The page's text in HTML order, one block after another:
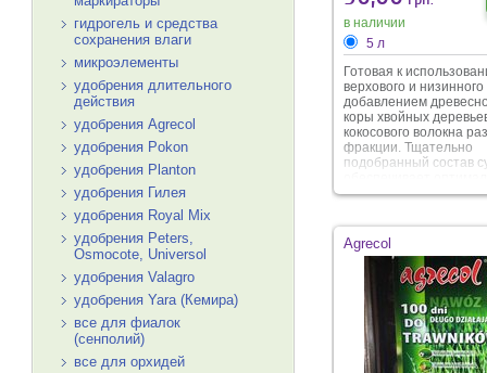
гидрогель и средства
сохранения влаги
микроэлементы
удобрения длительного
действия
удобрения Agrecol
удобрения Pokon
удобрения Planton
удобрения Гилея
удобрения Royal Mix
удобрения Peters,
Osmocote, Universol
удобрения Valagro
удобрения Yara (Кемира)
все для фиалок
(сенполий)
все для орхидей
в наличии
5 л
Готовая к
верхового и
добавлением
коры хвойных
кокосового волокна
фракции. Тщательно
подобранный состав
водо- и
кокосового волокна и
стимулирует рост
также защищает их от
повреждений при
создает эффект
защиты от перегрева и
переохлаждения.
эффективно
развитие патогенной
микрофлоры.
Agrecol